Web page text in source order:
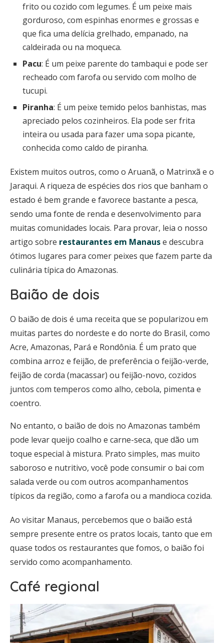
frito ou cozido com legumes. É um peixe mais
gorduroso, com espinhas enormes e grossas e
que fica uma delícia grelhado, empanado, na
caldeirada ou na moqueca.
Pacu: É um peixe parente do tambaqui e pode ser
recheado com farofa ou servido com molho de
tucupi.
Piranha: É um peixe temido pelos banhistas, mas
apreciado pelos cozinheiros. Ela pode ser frita
inteira ou usada para fazer uma sopa picante,
conhecida como caldo de piranha.
Existem muitos outros, como o Aruanã, o Matrinxã e o
Jaraqui. A riqueza de espécies dos rios que banham o
estado é bem grande e favorece bastante a pesca,
sendo uma fonte de renda e desenvolvimento para
muitas comunidades locais. Para provar, leia o nosso
artigo sobre restaurantes em Manause descubra
ótimos lugares para comer peixes que fazem parte da
culinária típica do Amazonas.
Baião de dois
O baião de dois é uma receita que se popularizou em
muitas partes do nordeste e do norte do Brasil, como
Acre, Amazonas, Pará e Rondônia. É um prato que
combina arroz e feijão, de preferência o feijão-verde,
feijão de corda (macassar) ou feijão-novo, cozidos
juntos com temperos como alho, cebola, pimenta e
coentro.
No entanto, o baião de dois no Amazonas também
pode levar queijo coalho e carne-seca, que dão um
toque especial à mistura. Prato simples, mas muito
saboroso e nutritivo, você pode consumir o bai com
salada verde ou com outros acompanhamentos
típicos da região, como a farofa ou a mandioca cozida.
Ao visitar Manaus, percebemos que o baião está
sempre presente entre os pratos locais, tanto que em
quase todos os restaurantes que fomos, o baião foi
servido como acompanhamento.
Café regional